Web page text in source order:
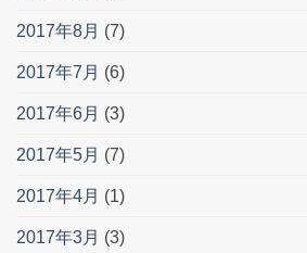
2017年8月 (7)
2017年7月 (6)
2017年6月 (3)
2017年5月 (7)
2017年4月 (1)
2017年3月 (3)